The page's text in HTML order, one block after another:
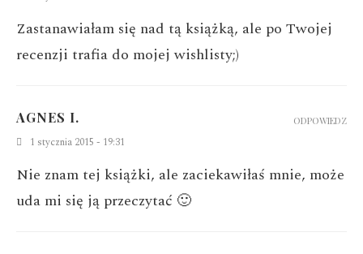
Zastanawiałam się nad tą książką, ale po Twojej
recenzji trafia do mojej wishlisty;)
AGNES I.
1 stycznia 2015 - 19:31
Nie znam tej książki, ale zaciekawiłaś mnie, może
uda mi się ją przeczytać 🙂
ODPOWIEDZ